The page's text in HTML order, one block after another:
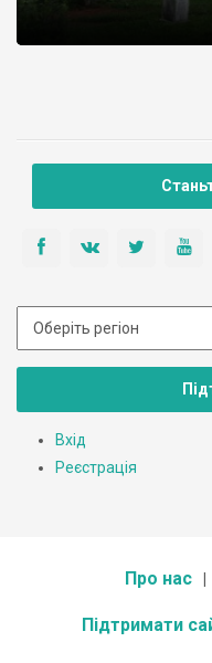
Вхід
Реєстрація
Про нас
Підтримати